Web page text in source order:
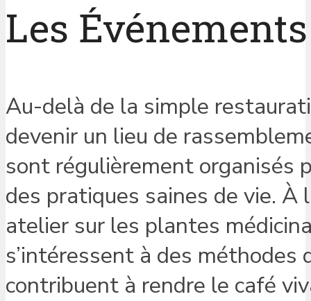
Les
Au-delà de la simple
devenir un lieu de
sont régulièrement organisés
des pratiques saines de vie. À
atelier sur les plantes
s’intéressent à des méthodes
contribuent à rendre le café